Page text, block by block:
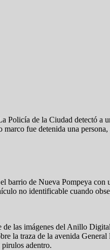
de la Ciudad detectó a
fue detenida una
de Nueva Pompeya
no identificable cuando
las imágenes del Anillo
traza de la avenida
adentro.